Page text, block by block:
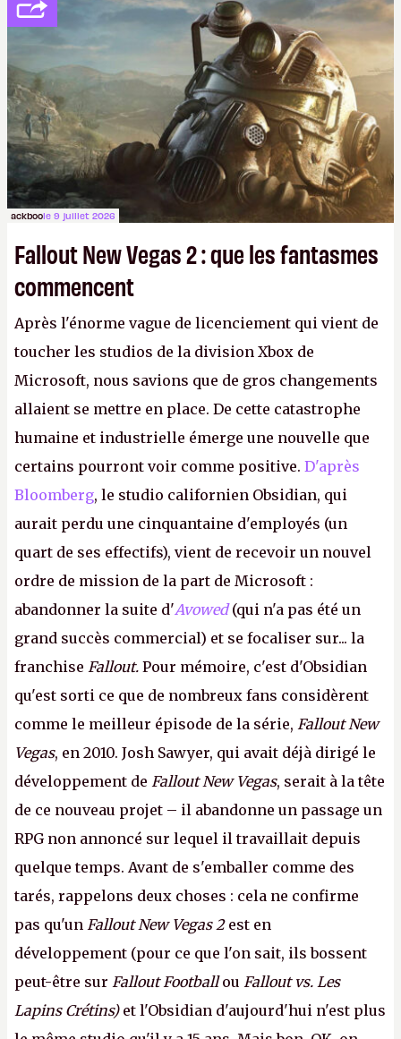
ackboole 9 juillet 2026
Fallout New Vegas 2 : que les fantasmes
commencent
Après l'énorme vague de licenciement qui vient de
toucher les studios de la division Xbox de
Microsoft, nous savions que de gros changements
allaient se mettre en place. De cette catastrophe
humaine et industrielle émerge une nouvelle que
certains pourront voir comme positive. D'après
Bloomberg, le studio californien Obsidian, qui
aurait perdu une cinquantaine d'employés (un
quart de ses effectifs), vient de recevoir un nouvel
ordre de mission de la part de Microsoft :
abandonner la suite d'Avowed(qui n'a pas été un
grand succès commercial) et se focaliser sur... la
franchise Fallout. Pour mémoire, c'est d'Obsidian
qu'est sorti ce que de nombreux fans considèrent
comme le meilleur épisode de la série, Fallout New
Vegas, en 2010. Josh Sawyer, qui avait déjà dirigé le
développement de Fallout New Vegas, serait à la tête
de ce nouveau projet – il abandonne un passage un
RPG non annoncé sur lequel il travaillait depuis
quelque temps. Avant de s'emballer comme des
tarés, rappelons deux choses : cela ne confirme
pas qu'un Fallout New Vegas 2est en
développement (pour ce que l'on sait, ils bossent
peut-être sur Fallout Footballou Fallout vs. Les
Lapins Crétins)et l'Obsidian d'aujourd'hui n'est plus